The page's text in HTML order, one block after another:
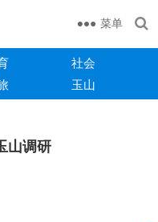
菜单
社会
玉山
山调研